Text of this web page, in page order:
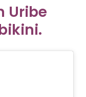
Uribe